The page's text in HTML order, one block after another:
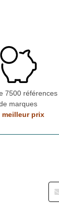
7500 références
marques
meilleur prix